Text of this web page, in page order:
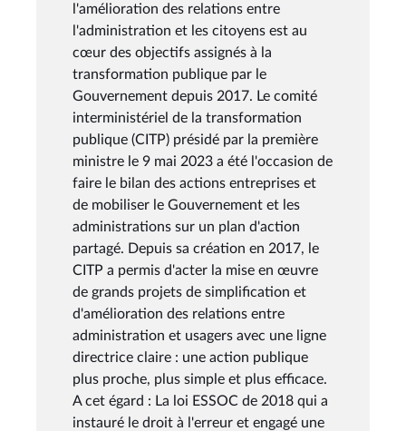
l'amélioration des relations entre
l'administration et les citoyens est au
cœur des objectifs assignés à la
transformation publique par le
Gouvernement depuis 2017. Le comité
interministériel de la transformation
publique (CITP) présidé par la première
ministre le 9 mai 2023 a été l'occasion de
faire le bilan des actions entreprises et
de mobiliser le Gouvernement et les
administrations sur un plan d'action
partagé. Depuis sa création en 2017, le
CITP a permis d'acter la mise en œuvre
de grands projets de simplification et
d'amélioration des relations entre
administration et usagers avec une ligne
directrice claire : une action publique
plus proche, plus simple et plus efficace.
A cet égard : La loi ESSOC de 2018 qui a
instauré le droit à l'erreur et engagé une